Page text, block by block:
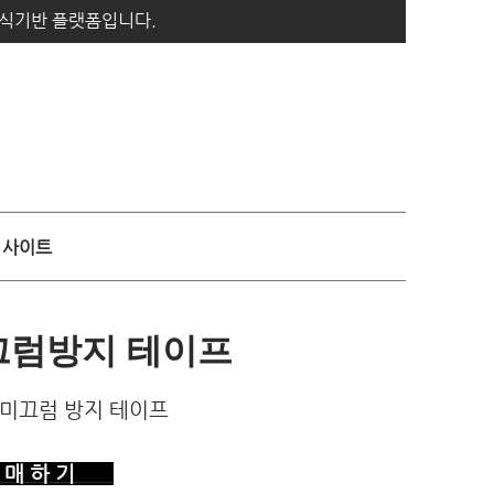
기반 플랫폼입니다.
사이트
럼방지 테이프
끄럼 방지 테이프
하 기